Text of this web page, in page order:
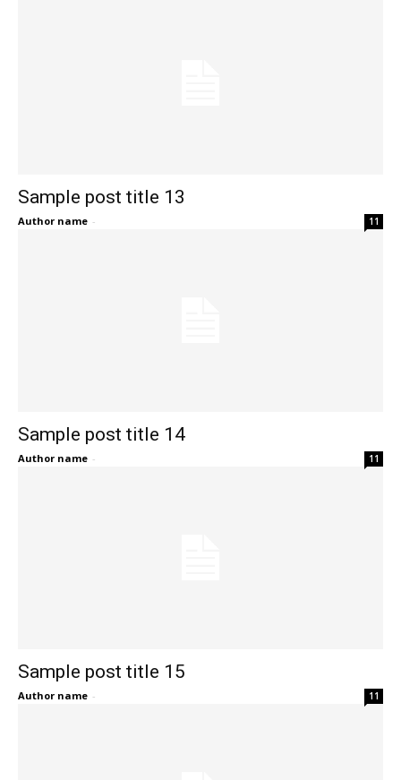
Sample post title 13
Author name - 11
Sample post title 14
Author name - 11
Sample post title 15
Author name - 11